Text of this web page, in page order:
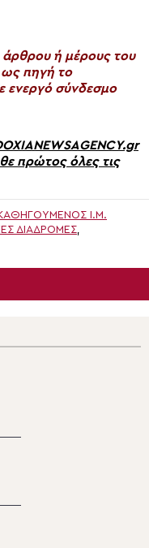
ή μέρους του
ως πηγή το
ενεργό σύνδεσμο
πρώτος όλες τις
Ι.Μ.
ΔΙΑΔΡΟΜΈΣ,